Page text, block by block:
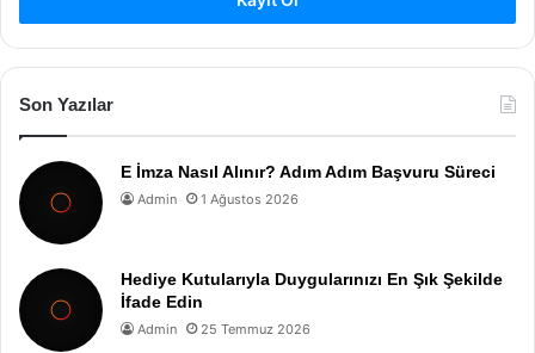
Son Yazılar
E İmza Nasıl Alınır? Adım Adım Başvuru Süreci
Admin 1 Ağustos 2026
Hediye Kutularıyla Duygularınızı En Şık Şekilde
İfade Edin
Admin 25 Temmuz 2026